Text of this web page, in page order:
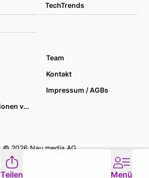
TechTrends
Team
Kontakt
Impressum / AGBs
Datenschutzoptionen verwalten
© 2026 Nau media AG
Teilen Menü